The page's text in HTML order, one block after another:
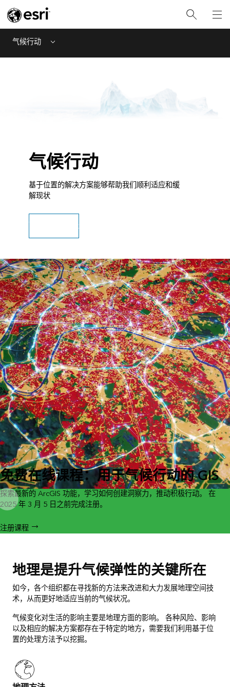
气候行动 Menu
气候行动
基于位置的解决方案能够帮助我们顺利适应和缓
解现状
下载气候一览表
免费在线课程：用于气候行动的 GIS
探索最新的 ArcGIS 功能，学习如何创建洞察力，推动积极行动。 在
2025 年 3 月 5 日之前完成注册。
注册课程
地理是提升气候弹性的关键所在
如今，各个组织都在寻找新的方法来改进和大力发展地理空间技
术，从而更好地适应当前的气候状况。
气候变化对生活的影响主要是地理方面的影响。 各种风险、影响
以及相应的解决方案都存在于特定的地方，需要我们利用基于位
置的处理方法予以挖掘。